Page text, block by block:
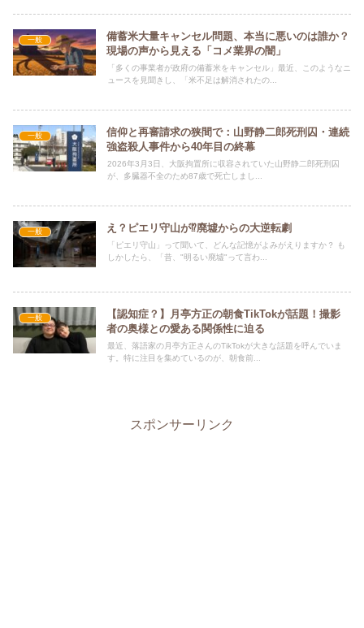
一般
備蓄米大量キャンセル問題、本当に悪いのは誰か？
現場の声から見える「コメ業界の闇」
「多くの事業者が政府の備蓄米をキャンセル」最近、このようなニ
ュースを見聞きし、「米不足は解消されたの...
一般
信仰と再審請求の狭間で：山野静二郎死刑囚・連続
強盗殺人事件から40年目の終幕
2026年3月3日、大阪拘置所に収容されていた山野静二郎死刑囚
が、多臓器不全のため87歳で死亡しまし...
一般 え？ピエリ守山が⁉︎廃墟からの大逆転劇
「ピエリ守山」って聞いて、どんな記憶がよみがえりますか？ も
しかしたら、「昔、"明るい廃墟"って言わ...
一般
【認知症？】月亭方正の朝食TikTokが話題！撮影
者の奥様との愛ある関係性に迫る
最近、落語家の月亭方正さんのTikTokが大きな話題を呼んでいま
す。特に注目を集めているのが、朝食前...
スポンサーリンク